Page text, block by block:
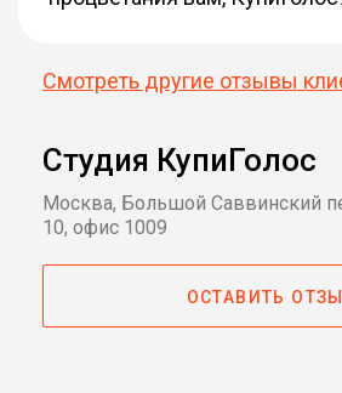
Смотреть другие отзывы
Студия КупиГолос
Москва, Большой Саввинский
10, офис 1009
ОСТАВИТЬ